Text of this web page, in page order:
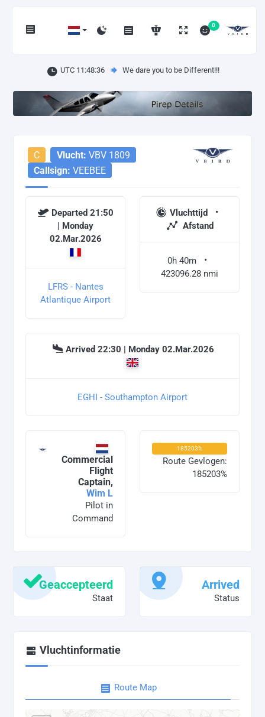
0
UTC 11:48:36 We dare you to be Different!!!
C Vlucht: VBV 1809
Callsign: VEEBEE
Departed 21:50
| Monday
02.Mar.2026
LFRS - Nantes
Atlantique Airport
Vluchttijd
Afstand
0h 40m
423096.28 nmi
Arrived 22:30 | Monday 02.Mar.2026
EGHI - Southampton Airport
Commercial
Flight
Captain,
Wim L
Pilot in
Command
185203%
Route Gevlogen:
185203%
Geaccepteerd
Staat
Arrived
Status
Vluchtinformatie
Route Map